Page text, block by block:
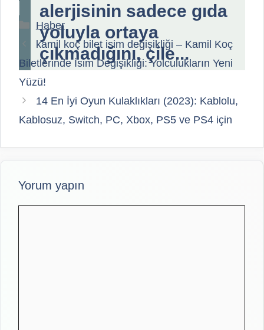
alerjisinin sadece gıda
yoluyla ortaya
çıkmadığını, çile...
Kategoriler
Haber
kamil koç bilet isim değişikliği – Kamil Koç
Biletlerinde İsim Değişikliği: Yolculukların Yeni
Yüzü!
14 En İyi Oyun Kulaklıkları (2023): Kablolu,
Kablosuz, Switch, PC, Xbox, PS5 ve PS4 için
Yorum yapın